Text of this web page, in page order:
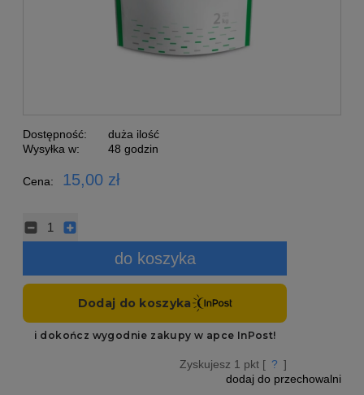
Dostępność:
duża ilość
Wysyłka w:
48 godzin
Cena: 15,00 zł
do koszyka
Zyskujesz 1 pkt [ ? ]
dodaj do przechowalni